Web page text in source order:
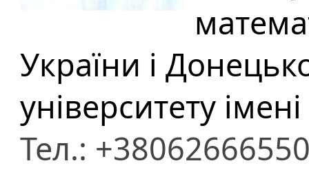
України і
університету
Тел.: